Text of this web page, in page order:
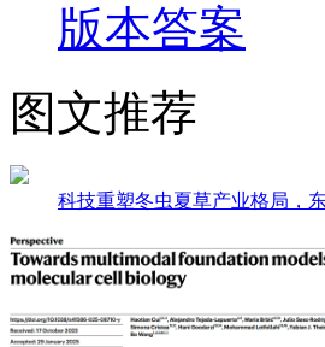
版本答案
图文推荐
科技重塑冬虫夏草产业格局，